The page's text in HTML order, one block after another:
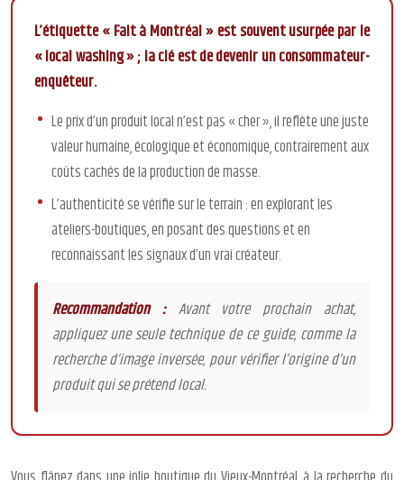
L’étiquette « Fait à Montréal » est souvent usurpée par le
« local washing » ; la clé est de devenir un consommateur-
enquêteur.
Le prix d’un produit local n’est pas « cher », il reflète une juste
valeur humaine, écologique et économique, contrairement aux
coûts cachés de la production de masse.
L’authenticité se vérifie sur le terrain : en explorant les
ateliers-boutiques, en posant des questions et en
reconnaissant les signaux d’un vrai créateur.
Recommandation :Avant votre prochain achat,
appliquez une seule technique de ce guide, comme la
recherche d’image inversée, pour vérifier l’origine d’un
produit qui se prétend local.